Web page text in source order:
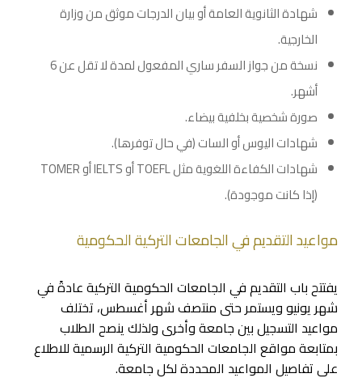
شهادة الثانوية العامة أو بيان الدرجات موثق من وزارة
الخارجية.
نسخة من جواز السفر ساري المفعول لمدة لا تقل عن 6
أشهر.
صورة شخصية بخلفية بيضاء.
شهادات اليوس أو السات (في حال توفرها).
شهادات الكفاءة اللغوية مثل TOEFL أو IELTS أو TOMER
(إذا كانت موجودة).
مواعيد التقديم في الجامعات التركية الحكومية
يفتتح باب التقديم في الجامعات الحكومية التركية عادةً في
شهر يونيو ويستمر حتى منتصف شهر أغسطس، تختلف
مواعيد التسجيل بين جامعة وأخرى ولذلك ينصح الطلاب
بمتابعة مواقع الجامعات الحكومية التركية الرسمية للاطلاع
على تفاصيل المواعيد المحددة لكل جامعة.